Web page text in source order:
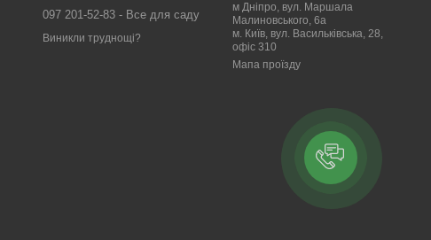
097 201-52-83 - Все для саду
Виникли труднощі?
м Дніпро, вул. Маршала
Малиновського, 6а
м. Київ, вул. Васильківська, 28,
офіс 310
Мапа проїзду